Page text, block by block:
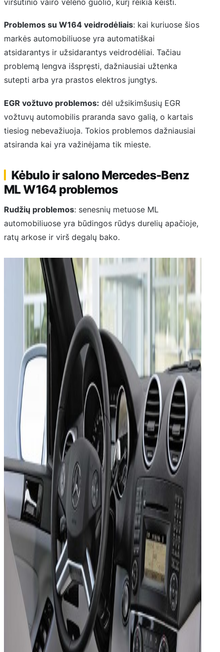
Problemos su W164 veidrodėliais: kai kuriuose šios
markės automobiliuose yra automatiškai
atsidarantys ir užsidarantys veidrodėliai. Tačiau
problemą lengva išspręsti, dažniausiai užtenka
sutepti arba yra prastos elektros jungtys.
EGR vožtuvo problemos: dėl užsikimšusių EGR
vožtuvų automobilis praranda savo galią, o kartais
tiesiog nebevažiuoja. Tokios problemos dažniausiai
atsiranda kai yra važinėjama tik mieste.
Kėbulo ir salono Mercedes-Benz
ML W164 problemos
Rudžių problemos: senesnių metuose ML
automobiliuose yra būdingos rūdys durelių apačioje,
ratų arkose ir virš degalų bako.